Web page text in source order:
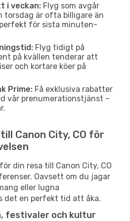
i veckan: Flyg som avgår
torsdag är ofta billigare än
för sista minuten-
Flyg tidigt på
på kvällen tenderar att
och kortare köer på
Prime: Få exklusiva rabatter
vår prenumerationstjänst –
Canon City, CO för
din resa till Canon City, CO
Oavsett om du jagar
eller lugna
det en perfekt tid att åka.
festivaler och kultur